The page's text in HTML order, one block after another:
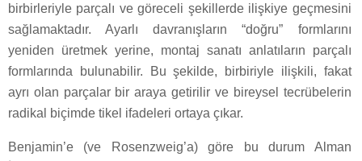
birbirleriyle parçalı ve göreceli şekillerde ilişkiye geçmesini
sağlamaktadır. Ayarlı davranışların “doğru” formlarını
yeniden üretmek yerine, montaj sanatı anlatıların parçalı
formlarında bulunabilir. Bu şekilde, birbiriyle ilişkili, fakat
ayrı olan parçalar bir araya getirilir ve bireysel tecrübelerin
radikal biçimde tikel ifadeleri ortaya çıkar.
Benjamin’e (ve Rosenzweig’a) göre bu durum Alman